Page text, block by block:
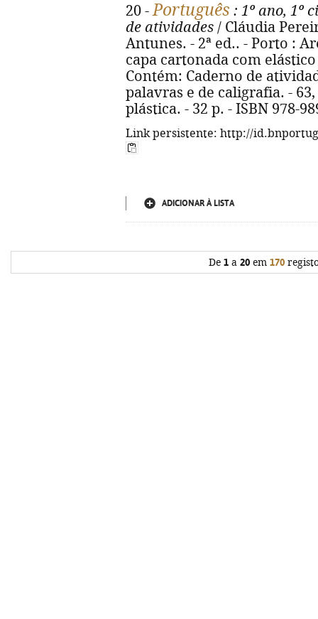
20 -Português : 1º ano, 1º
de atividades / Cláudia
Antunes. - 2ª ed.. - Porto :
capa cartonada com
Contém: Caderno de
palavras e de caligrafia. -
plástica. - 32 p. - ISBN 978-
Link persistente: http://
ADICIONAR À LISTA
De 1 a 20 em 170